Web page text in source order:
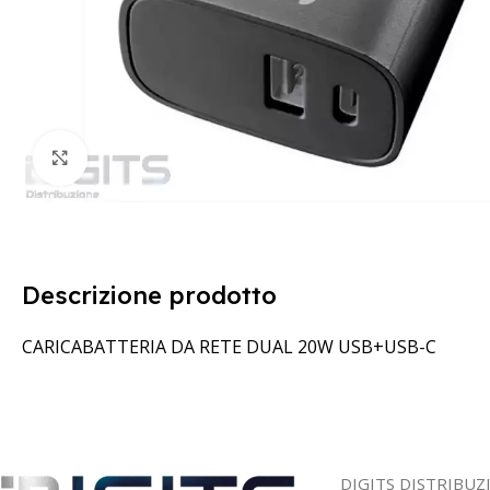
Clicca per ingrandire
Descrizione prodotto
CARICABATTERIA DA RETE DUAL 20W USB+USB-C
DIGITS